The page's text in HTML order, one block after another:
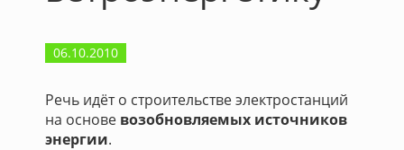
06.10.2010
Речь идёт о строительстве электростанций
на основе возобновляемых источников
энергии.